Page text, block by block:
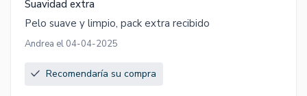
Suavidad extra
Pelo suave y limpio, pack extra recibido
Andrea el 04-04-2025
Recomendaría su compra